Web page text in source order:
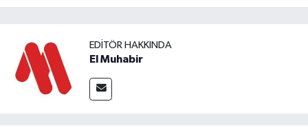
EDITÖR HAKKINDA
El Muhabir